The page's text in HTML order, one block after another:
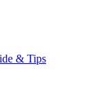
& Tips